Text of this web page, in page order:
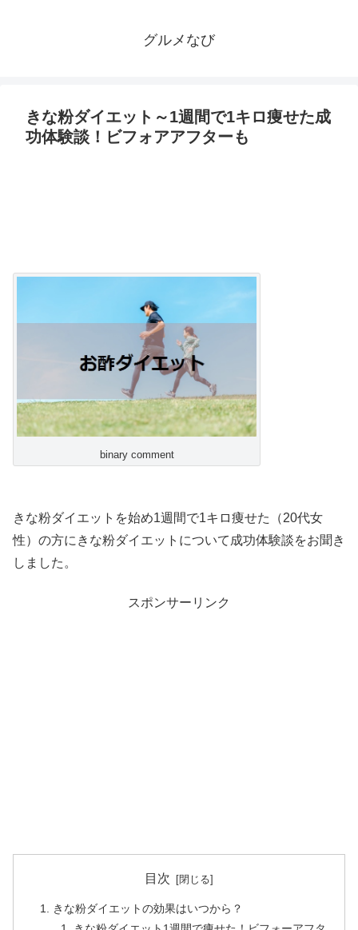
グルメなび
きな粉ダイエット～1週間で1キロ痩せた成
功体験談！ビフォアアフターも
binary comment
きな粉ダイエットを始め1週間で1キロ痩せた（20代女
性）の方にきな粉ダイエットについて成功体験談をお聞き
しました。
スポンサーリンク
目次
きな粉ダイエットの効果はいつから？